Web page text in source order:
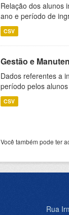
Relação dos alunos
ano e período de
CSV
Gestão e
Dados referentes a
período pelos
CSV
Você também pode ter
Rua